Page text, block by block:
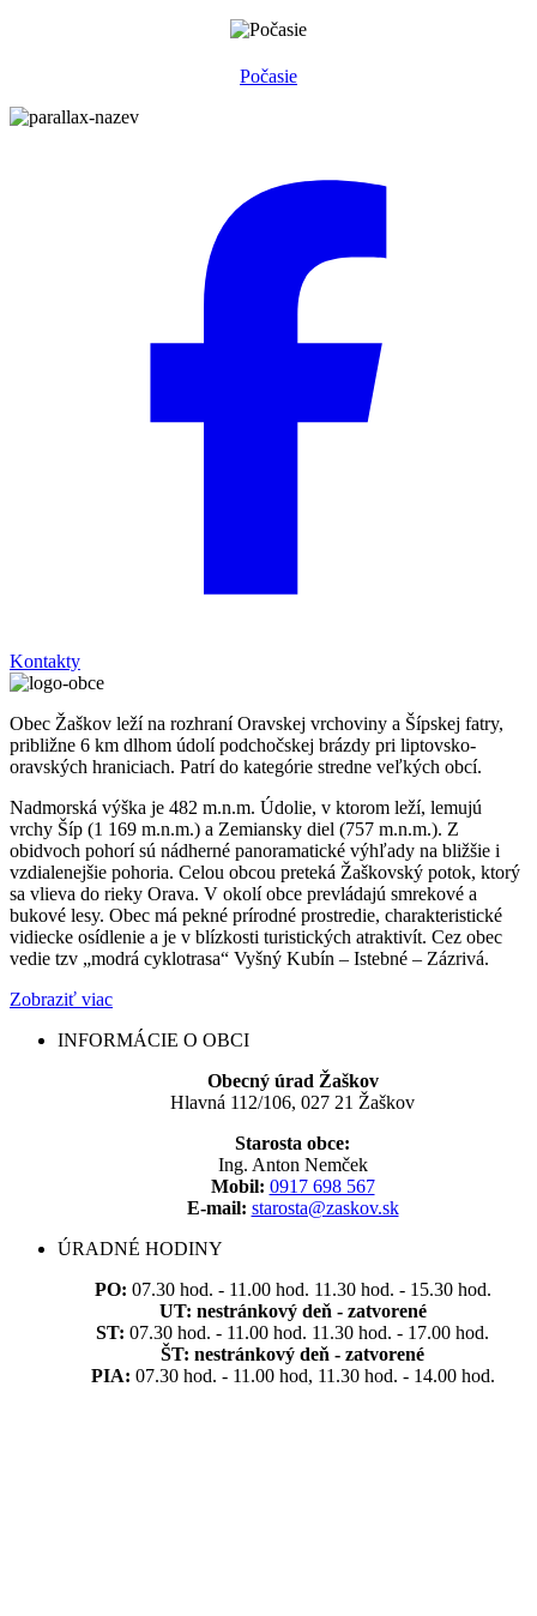
Počasie
Kontakty
Obec Žaškov leží na rozhraní Oravskej vrchoviny a Šípskej fatry,
približne 6 km dlhom údolí podchočskej brázdy pri liptovsko-
oravských hraniciach. Patrí do kategórie stredne veľkých obcí.
Nadmorská výška je 482 m.n.m. Údolie, v ktorom leží, lemujú
vrchy Šíp (1 169 m.n.m.) a Zemiansky diel (757 m.n.m.). Z
obidvoch pohorí sú nádherné panoramatické výhľady na bližšie i
vzdialenejšie pohoria. Celou obcou preteká Žaškovský potok, ktorý
sa vlieva do rieky Orava. V okolí obce prevládajú smrekové a
bukové lesy. Obec má pekné prírodné prostredie, charakteristické
vidiecke osídlenie a je v blízkosti turistických atraktivít. Cez obec
vedie tzv „modrá cyklotrasa“ Vyšný Kubín – Istebné – Zázrivá.
Zobraziť viac
INFORMÁCIE O OBCI
Obecný úrad Žaškov
Hlavná 112/106, 027 21 Žaškov
Starosta obce:
Ing. Anton Nemček
Mobil: 0917 698 567
E-mail: starosta@zaskov.sk
ÚRADNÉ HODINY
PO: 07.30 hod. - 11.00 hod. 11.30 hod. - 15.30 hod.
UT: nestránkový deň - zatvorené
ST: 07.30 hod. - 11.00 hod. 11.30 hod. - 17.00 hod.
ŠT: nestránkový deň - zatvorené
PIA: 07.30 hod. - 11.00 hod, 11.30 hod. - 14.00 hod.